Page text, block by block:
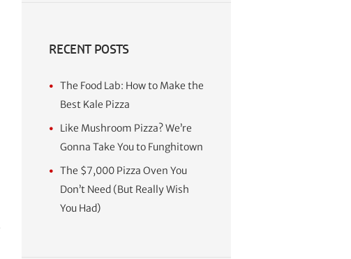
RECENT POSTS
The Food Lab: How to Make the
Best Kale Pizza
Like Mushroom Pizza? We’re
Gonna Take You to Funghitown
The $7,000 Pizza Oven You
Don’t Need (But Really Wish
You Had)